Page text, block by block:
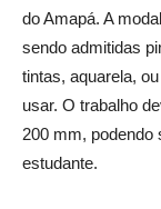
do Amapá. A
sendo admitidas
tintas, aquarela,
usar. O trabalho
200 mm, podendo
estudante.